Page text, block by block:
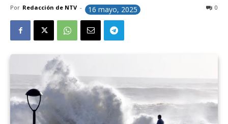
Por Redacción de NTV - 16 mayo, 2025 0